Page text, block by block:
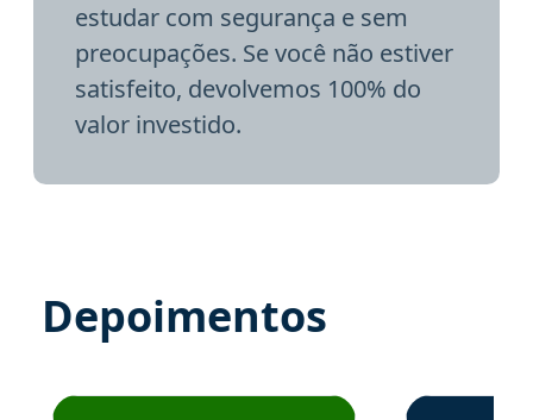
estudar com segurança e sem
preocupações. Se você não estiver
satisfeito, devolvemos 100% do
valor investido.
Depoimentos
Estudante José recomenda o Aprova Concursos em
Estudante